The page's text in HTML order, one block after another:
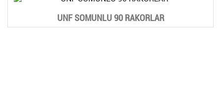
UNF SOMUNLU 90 RAKORLAR